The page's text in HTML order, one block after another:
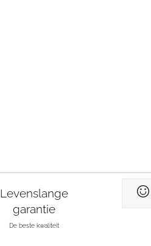
Levenslange
garantie
De beste kwaliteit